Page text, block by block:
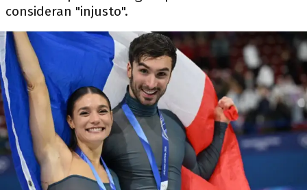
consideran "injusto".